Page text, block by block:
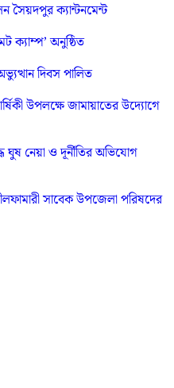
সৈয়দপুর ক্যান্টনমেন্ট
ক্যাম্প’ অনুষ্ঠিত
দিবস পালিত
উপলক্ষে জামায়াতের উদ্যোগে
ঘুষ নেয়া ও দূর্নীতির অভিযোগ
সাবেক উপজেলা পরিষদের